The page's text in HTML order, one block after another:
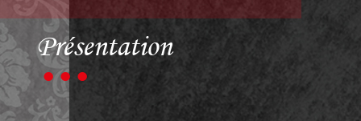
Présentation
• • •